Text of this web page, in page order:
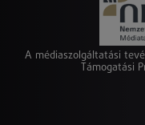
A médiaszolgáltatási
Támogatási